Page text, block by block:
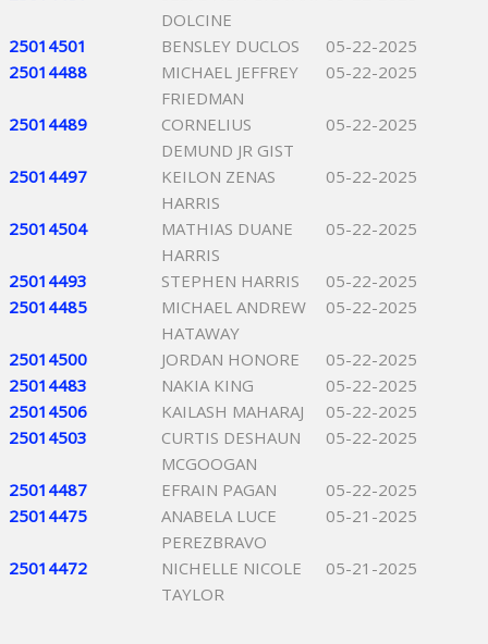
DOLCINE
25014501 BENSLEY DUCLOS
05-22-2025
25014488
MICHAEL JEFFREY
FRIEDMAN
05-22-2025
25014489
CORNELIUS
DEMUND JR GIST
05-22-2025
25014497
KEILON ZENAS
HARRIS
05-22-2025
25014504
MATHIAS DUANE
HARRIS
05-22-2025
25014493 STEPHEN HARRIS
05-22-2025
25014485
MICHAEL ANDREW
HATAWAY
05-22-2025
25014500 JORDAN HONORE
05-22-2025
25014483
NAKIA KING
05-22-2025
25014506
KAILASH MAHARAJ
05-22-2025
25014503
CURTIS DESHAUN
MCGOOGAN
05-22-2025
25014487 EFRAIN PAGAN
05-22-2025
25014475
ANABELA LUCE
PEREZBRAVO
05-21-2025
25014472
NICHELLE NICOLE
TAYLOR
05-21-2025